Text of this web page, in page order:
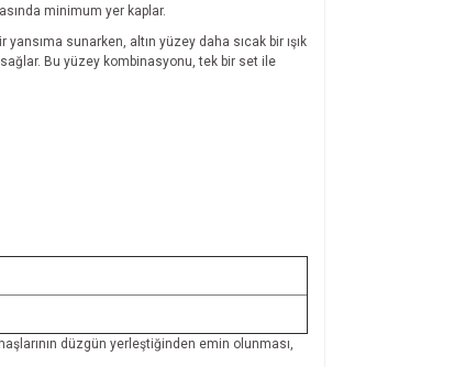
minimum yer kaplar.
sunarken, altın yüzey daha sıcak bir ışık
Bu yüzey kombinasyonu, tek bir set ile
düzgün yerleştiğinden emin olunması,